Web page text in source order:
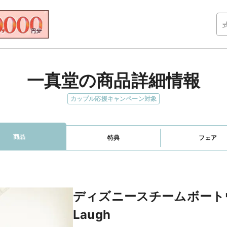
一真堂の商品詳細情報
カップル応援キャンペーン対象
商品 特典 フェア
ディズニースチームボー
Laugh